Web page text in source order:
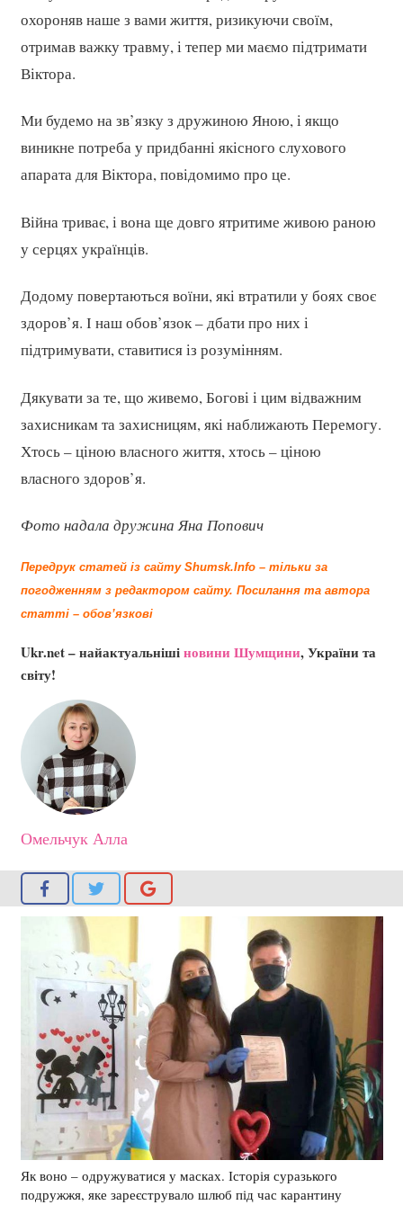
охороняв наше з вами життя, ризикуючи своїм,
отримав важку травму, і тепер ми маємо підтримати
Віктора.
Ми будемо на зв’язку з дружиною Яною, і якщо
виникне потреба у придбанні якісного слухового
апарата для Віктора, повідомимо про це.
Війна триває, і вона ще довго ятритиме живою раною
у серцях українців.
Додому повертаються воїни, які втра­тили у боях своє
здоров’я. І наш обов’язок – дбати про них і
підтримувати, ставитися із розумінням.
Дякувати за те, що живемо, Богові і цим відважним
захисникам та захисницям, які наближають Перемогу.
Хтось – ціною власного життя, хтось – ціною
власного здоров’я.
Фото надала дружина Яна Попович
Передрук статей із сайту Shumsk.Info – тільки за
погодженням з редактором сайту. Посилання та автора
статті – обов’язкові
Ukr.net – найактуальнішіновини Шумщини, України та
світу!
Омельчук Алла
Як воно – одружуватися у масках. Історія суразького
подружжя, яке зареєструвало шлюб під час карантину